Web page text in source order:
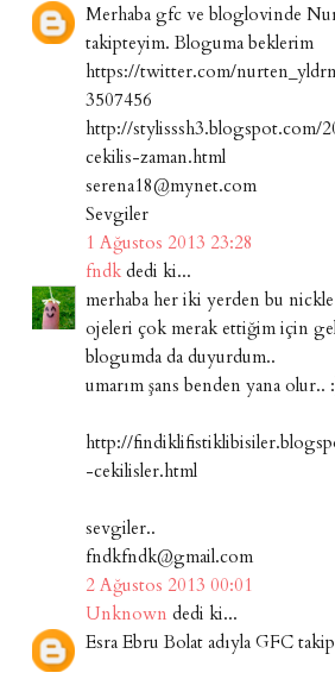
Merhaba gfc ve bloglovinde
takipteyim. Bloguma beklerim
https://twitter.com/
3507456
http://stylisssh3.blogspot.com/
cekilis-zaman.html
serena18@mynet.com
Sevgiler
1 Ağustos 2013 23:28
fndkdedi ki...
merhaba her iki yerden bu
ojeleri çok merak ettiğim için
blogumda da duyurdum..
umarım şans benden yana olur..
http://
-cekilisler.html
sevgiler..
fndkfndk@gmail.com
2 Ağustos 2013 00:01
Unknown dedi ki...
Esra Ebru Bolat adıyla GFC